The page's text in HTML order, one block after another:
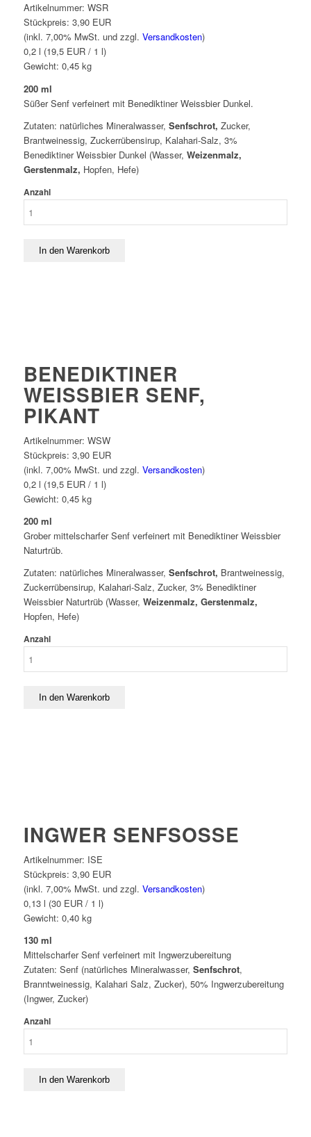
Artikelnummer: WSR
Stückpreis: 3,90 EUR
(inkl. 7,00% MwSt. und zzgl. Versandkosten)
0,2 l (19,5 EUR / 1 l)
Gewicht: 0,45kg
200 ml
Süßer Senf verfeinert mit Benediktiner Weissbier Dunkel.
Zutaten: natürliches Mineralwasser, Senfschrot, Zucker,
Brantweinessig, Zuckerrübensirup, Kalahari-Salz, 3%
Benediktiner Weissbier Dunkel (Wasser, Weizenmalz,
Gerstenmalz, Hopfen, Hefe)
Anzahl
BENEDIKTINER
WEISSBIER SENF,
PIKANT
Artikelnummer: WSW
Stückpreis: 3,90 EUR
(inkl. 7,00% MwSt. und zzgl. Versandkosten)
0,2 l (19,5 EUR / 1 l)
Gewicht: 0,45kg
200 ml
Grober mittelscharfer Senf verfeinert mit Benediktiner Weissbier
Naturtrüb.
Zutaten: natürliches Mineralwasser, Senfschrot, Brantweinessig,
Zuckerrübensirup, Kalahari-Salz, Zucker, 3% Benediktiner
Weissbier Naturtrüb (Wasser, Weizenmalz, Gerstenmalz,
Hopfen, Hefe)
Anzahl
INGWER SENFSOSSE
Artikelnummer: ISE
Stückpreis: 3,90 EUR
(inkl. 7,00% MwSt. und zzgl. Versandkosten)
0,13 l (30 EUR / 1 l)
Gewicht: 0,40kg
130 ml
Mittelscharfer Senf verfeinert mit Ingwerzubereitung
Zutaten: Senf (natürliches Mineralwasser, Senfschrot,
Branntweinessig, Kalahari Salz, Zucker), 50% Ingwerzubereitung
(Ingwer, Zucker)
Anzahl